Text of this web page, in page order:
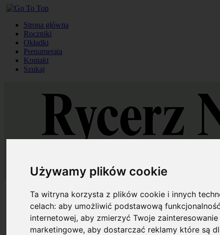
Używamy plików cookie
Ta witryna korzysta z plików cookie i innych
celach:aby umożliwić podstawową
internetowej,aby zmierzyć Twoje
marketingowe,aby dostarczać reklamy które są
Strona główna
Roczniki
Okładki
Prenumerata
Kontakt
Szukaj
Strona główna
Okładki
Prenumerata
Kontakt